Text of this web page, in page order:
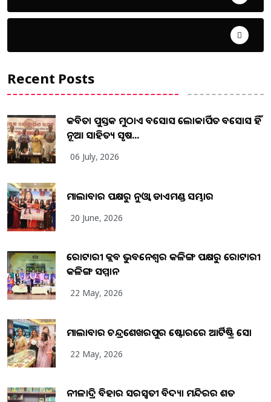
Recent Posts
କବିତା ପୁସ୍ତକ ମୁଠାଏ ଅବସୋସ ଲୋକାର୍ପିତ ଅବସୋସ ହିଁ
ନୂଆ ସାହିତ୍ୟ ସୃଷ...
06 July, 2026
ମାଲାବାର ପକ୍ଷରୁ ନୁଓ୍ବା ଡାଏମଣ୍ଡ ସମ୍ଭାର
20 June, 2026
ରୋଟାରୀ କ୍ଲବ ଭୁବନେଶ୍ୱର କଳିଙ୍ଗ ପକ୍ଷରୁ ରୋଟାରୀ
କଳିଙ୍ଗ ସମ୍ମାନ
22 May, 2026
ମାଲାବାର ଚନ୍ଦ୍ରଶେଖରପୁର ଷ୍ଟୋରରେ ଆର୍ଟିଷ୍ଟ୍ରି ସୋ
22 May, 2026
ନୀଳାଦ୍ରି ବିହାର ସରସ୍ୱତୀ ବିଦ୍ୟା ମନ୍ଦିରର ଶତ